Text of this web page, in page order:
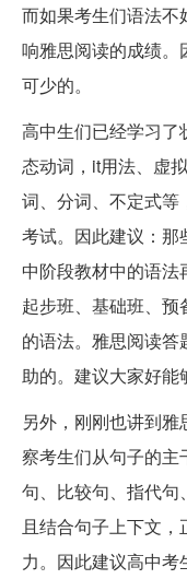
而如果考生们语法
响雅思阅读的成绩。
可少的。
高中生们已经学习
态动词，it用法、虚
词、分词、不定式
考试。因此建议：那
中阶段教材中的语
起步班、基础班、
的语法。雅思阅读
助的。建议大家好能
另外，刚刚也讲到
察考生们从句子的
句、比较句、指代
且结合句子上下文
力。因此建议高中考